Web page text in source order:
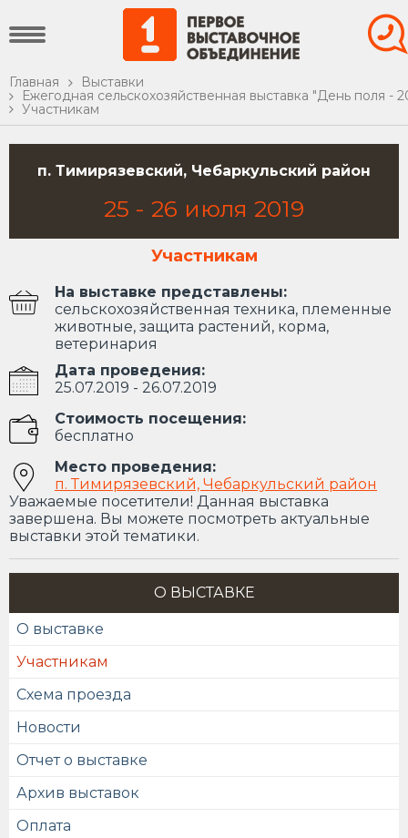
Главная
Выставки
Ежегодная сельскохозяйственная выставка "День поля -
Участникам
п. Тимирязевский, Чебаркульский район
25 - 26 июля 2019
Участникам
На выставке представлены:
сельскохозяйственная техника, племенные
животные, защита растений, корма,
ветеринария
Дата проведения:
25.07.2019 - 26.07.2019
Стоимость посещения:
бесплатно
Место проведения:
п. Тимирязевский, Чебаркульский район
Уважаемые посетители! Данная выставка
завершена. Вы можете посмотреть актуальные
выставки этой тематики.
О ВЫСТАВКЕ
О выставке
Участникам
Схема проезда
Новости
Отчет о выставке
Архив выставок
Оплата